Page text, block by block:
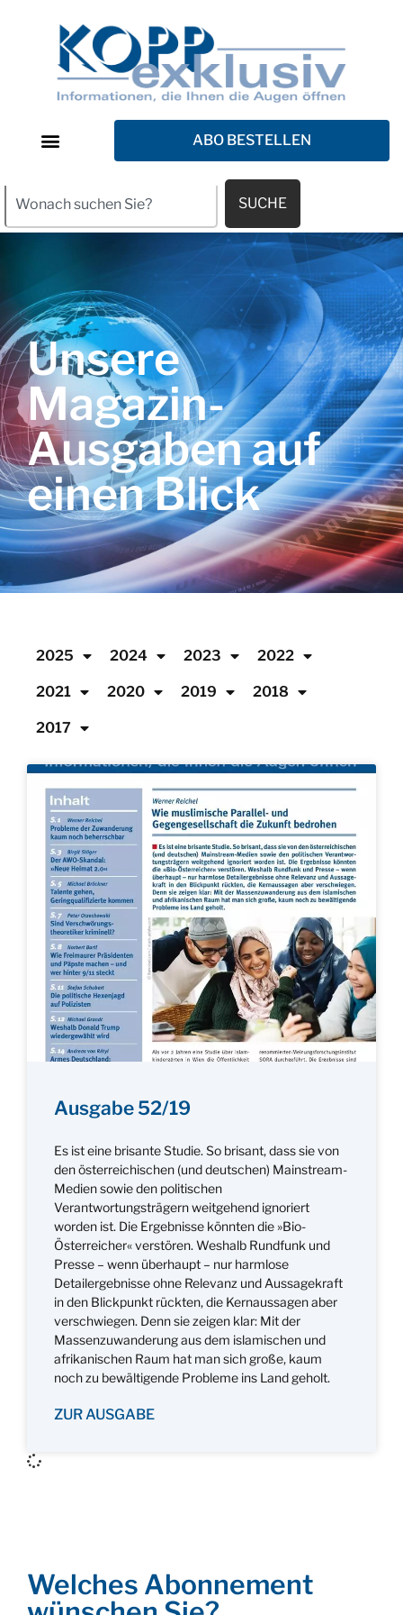
ABO BESTELLEN
SUCHE
Unsere
Magazin-
Ausgaben auf
einen Blick
2025 2024 2023 2022
2021 2020 2019 2018
2017
Ausgabe 52/19
Es ist eine brisante Studie. So brisant, dass sie von
den österreichischen (und deutschen) Mainstream-
Medien sowie den politischen
Verantwortungsträgern weitgehend ignoriert
worden ist. Die Ergebnisse könnten die »Bio-
Österreicher« verstören. Weshalb Rundfunk und
Presse – wenn überhaupt – nur harmlose
Detailergebnisse ohne Relevanz und Aussagekraft
in den Blickpunkt rückten, die Kernaussagen aber
verschwiegen. Denn sie zeigen klar: Mit der
Massenzuwanderung aus dem islamischen und
afrikanischen Raum hat man sich große, kaum
noch zu bewältigende Probleme ins Land geholt.
ZUR AUSGABE
Welches Abonnement